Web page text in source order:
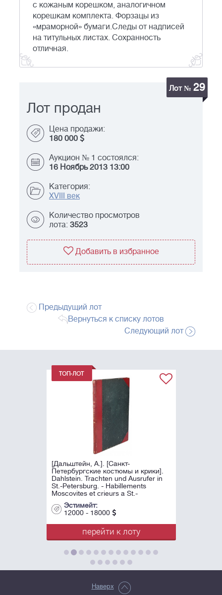
с кожаным корешком, аналогичном
корешкам комплекта. Форзацы из
«мраморной» бумаги.Следы от надписей
на титульных листах. Сохранность
отличная.
Лот № 29
Лот продан
Цена продажи:
180 000
Аукцион № 1 состоялся:
16 Ноябрь 2013 13:00
Категория:
XVIII век
Количество просмотров
лота: 3523
Добавить в избранное
Предыдущий лот
Вернуться к списку лотов
Следующий лот
[Дальштейн, А.]. [Санкт-
Петербургские костюмы и крики].
Dahlstein. Trachten und Ausrufer in
St.-Petersburg. - Habillements
Moscovites et crieurs a St.-
Petersburg. - Cassel, 1755.
Эстимейт:
12000 - 18000
перейти к лоту
Наверх